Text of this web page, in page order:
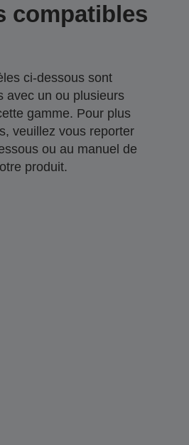
compatibles
ci-dessous sont
avec un ou plusieurs
gamme. Pour plus
veuillez vous reporter
ou au manuel de
produit.